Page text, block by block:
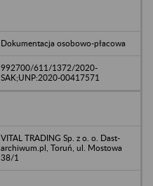
Dokumentacja osobowo-płacowa
992700/611/1372/2020-
SAK;UNP:2020-00417571
VITAL TRADING Sp. z o. o. Dast-
archiwum.pl, Toruń, ul. Mostowa
38/1